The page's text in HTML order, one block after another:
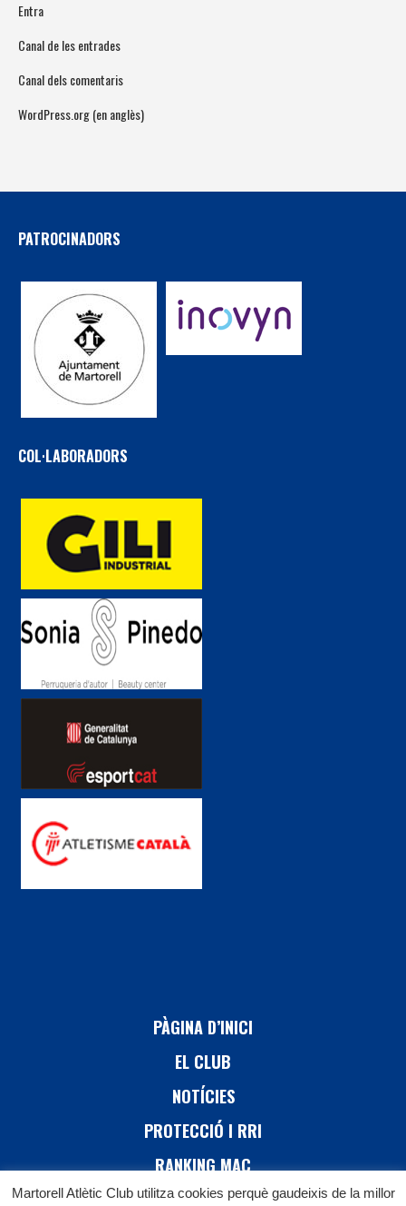
Entra
Canal de les entrades
Canal dels comentaris
WordPress.org (en anglès)
PATROCINADORS
COL·LABORADORS
PÀGINA D’INICI
EL CLUB
NOTÍCIES
PROTECCIÓ I RRI
RANKING MAC
26 CURSA DE MARTORELL
Martorell Atlètic Club utilitza cookies perquè gaudeixis de la millor